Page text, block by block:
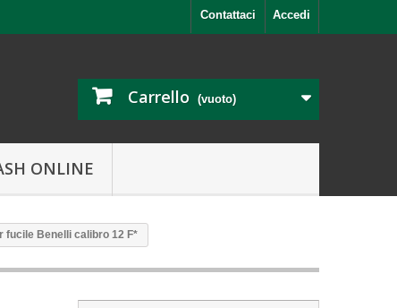
Accedi
Contattaci
Carrello (vuoto)
ONLINE
fucile Benelli calibro 12 F*